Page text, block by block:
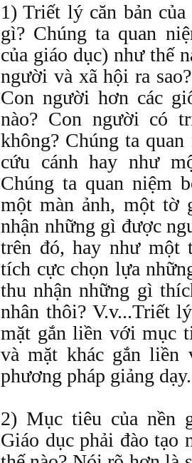
1) Triết lý căn bản
gì? Chúng ta quan
của giáo dục) như thế
người và xã hội ra
Con người hơn các
nào? Con người có
không? Chúng ta
cứu cánh hay như
Chúng ta quan niệm
một màn ảnh, một tờ
nhận những gì được
trên đó, hay như một
tích cực chọn lựa
thu nhận những gì
nhân thôi? V.v...Triết
mặt gắn liền với mục
và mặt khác gắn liền
phương pháp giảng dạy.
2) Mục tiêu của nền
Giáo dục phải đào tạo